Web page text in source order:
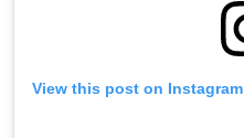
View this post on Instagram